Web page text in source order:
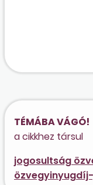
TÉMÁBA VÁGÓ!
a cikkhez társul
jogosultság